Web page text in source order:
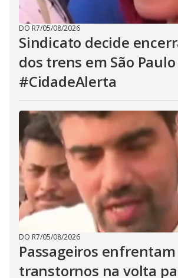
DO R7/05/08/2026
Sindicato decide
dos trens em São
#CidadeAlerta
DO R7/05/08/2026
Passageiros enfrentam
transtornos na volta